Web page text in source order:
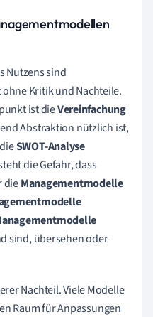
Nutzens sind
Kritik und Nachteile.
ist dieVereinfachung
Abstraktion nützlich ist,
SWOT-Analyse
die Gefahr, dass
dieManagementmodelle
sind, übersehen oder
Nachteil. Viele Modelle
Raum für Anpassungen